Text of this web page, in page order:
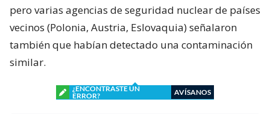
pero varias agencias de seguridad nuclear de países
vecinos (Polonia, Austria, Eslovaquia) señalaron
también que habían detectado una contaminación
similar.
¿ENCONTRASTE UN
ERROR?
AVÍSANOS